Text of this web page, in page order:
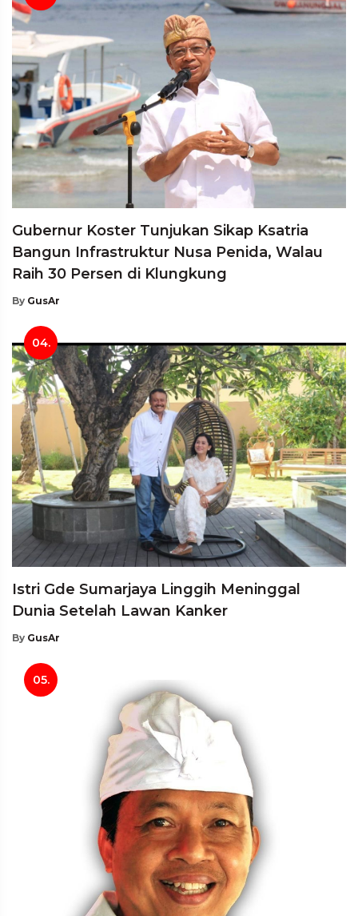
Gubernur Koster Tunjukan Sikap Ksatria
Bangun Infrastruktur Nusa Penida, Walau
Raih 30 Persen di Klungkung
By GusAr
04.
Istri Gde Sumarjaya Linggih Meninggal
Dunia Setelah Lawan Kanker
By GusAr
05.